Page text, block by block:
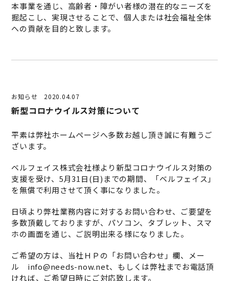
本事業を通じ、高齢者・障がい者様の潜在的なニーズを
掘起こし、実現させることで、個人または社会福祉全体
への貢献を目的と致します。
お知らせ 2020.04.07
新型コロナウイルス対策について
平素は弊社ホームページへ多数お越し頂き誠に有難うご
ざいます。
ベルフェイス株式会社様より新型コロナウイルス対策の
支援を受け、5月31日(日)までの期間、「ベルフェイス」
を無償で利用させて頂く事になりました。
日頃より弊社業務内容に対するお問い合わせ、ご要望を
多数頂戴しておりますが、パソコン、タブレット、スマ
ホの画面を通じ、ご説明出来る様になりました。
ご希望の方は、当社ＨＰの「お問い合わせ」欄、メー
ル info@needs-now.net、もしくは弊社までお電話頂
ければ、ご希望日時にご対応致します。